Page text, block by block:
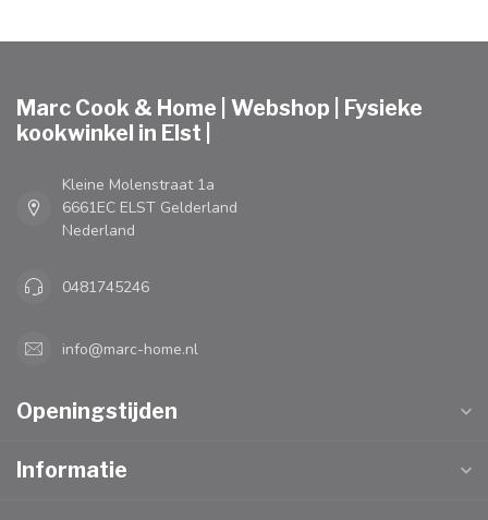
Marc Cook & Home | Webshop | Fysieke
kookwinkel in Elst |
Kleine Molenstraat 1a
6661EC ELST Gelderland
Nederland
0481745246
info@marc-home.nl
Openingstijden
Informatie